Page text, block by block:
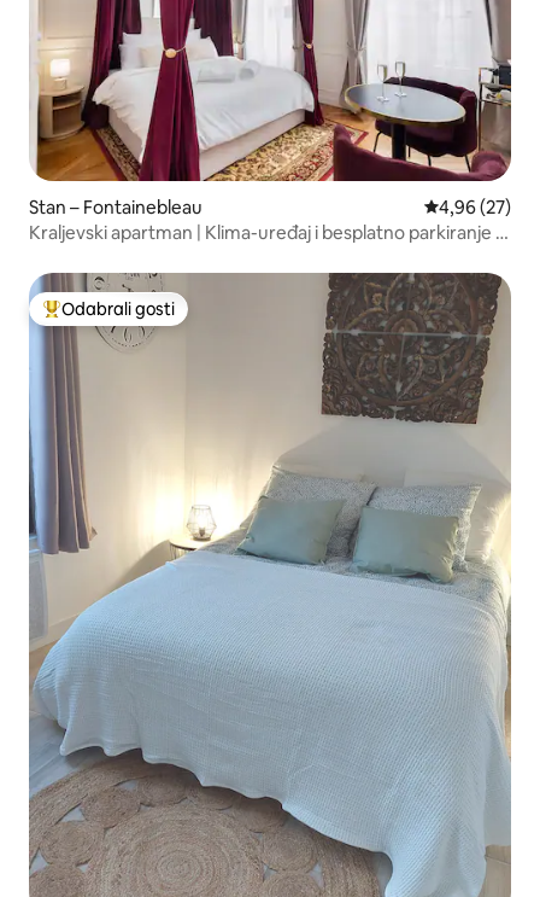
Stan – Fontainebleau Prosječna
4,96 (27)
Kraljevski apartman | Klima-uređaj i besplatno parkiranje u
Među najviše rangiranima s oznakom „Odabrali gosti”
Odabrali gosti